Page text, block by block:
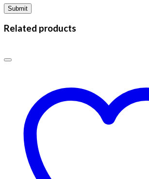
Related products